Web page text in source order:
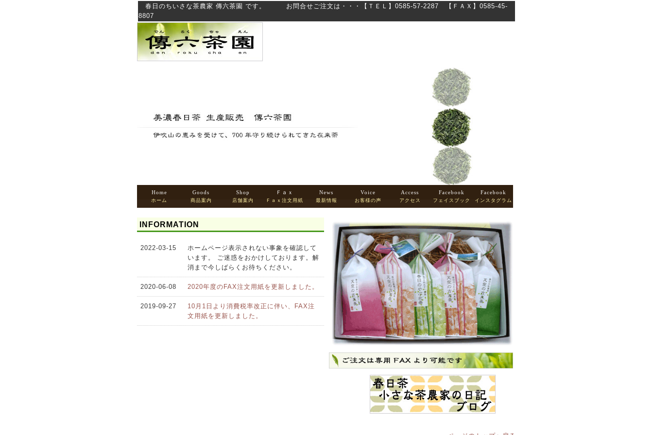
春日のちいさな茶農家 傳六茶園 です。 お問合せご注文は・・・【ＴＥＬ】0585-57-2287 【ＦＡＸ】0585-45-
8807
Home
ホーム
Goods
商品案内
Shop
店舗案内
Ｆａｘ
Ｆａｘ注文用紙
News
最新情報
Voice
お客様の声
Access
アクセス
Facebook
フェイスブック
Facebook
インスタグラム
INFORMATION
2022-03-15
ホームページ表示されない事象を確認して
います。 ご迷惑をおかけしております。解
消まで今しばらくお待ちください。
2020-06-08 2020年度のFAX注文用紙を更新しました。
2019-09-27
10月1日より消費税率改正に伴い、FAX注
文用紙を更新しました。